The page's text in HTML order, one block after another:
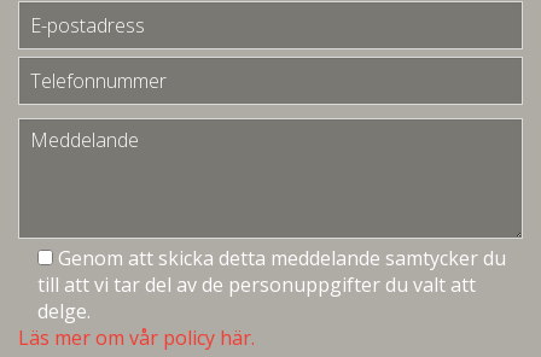
Genom att skicka detta meddelande samtycker du
till att vi tar del av de personuppgifter du valt att
delge.
Läs mer om vår policy här.